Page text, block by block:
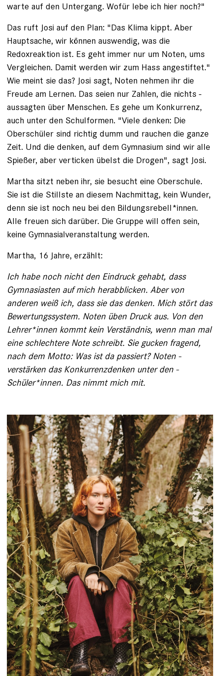
warte auf den ­Untergang. Wofür lebe ich hier noch?"
Das ruft Josi auf den Plan: "Das Klima kippt. Aber
Hauptsache, wir können auswendig, was die
Redoxreaktion ist. Es geht immer nur um ­Noten, ums
Vergleichen. Damit ­werden wir zum Hass angestiftet."
Wie meint sie das? Josi sagt, Noten nehmen ihr die
Freude am Lernen. Das seien nur Zahlen, die nichts ­
aussagten über Menschen. Es gehe um Konkurrenz,
auch unter den Schulformen. "Viele denken: Die
Oberschüler sind richtig dumm und rauchen die ganze
Zeit. Und die denken, auf dem ­Gymnasium sind wir alle
Spießer, aber verticken übelst die Drogen", sagt Josi.
Martha sitzt neben ihr, sie besucht ­eine Oberschule.
Sie ist die Stillste an diesem Nachmittag, kein Wunder,
denn sie ist noch neu bei den Bildungsrebell*innen.
Alle freuen sich darüber. Die Gruppe will offen sein,
keine Gymnasialveranstaltung werden.
Martha, 16 Jahre, erzählt:
Ich habe noch nicht den Eindruck gehabt, dass
Gymnasiasten auf mich herabblicken. Aber von
anderen weiß ich, dass sie das ­denken. Mich stört das
Bewertungssystem. Noten üben Druck aus. Von den
Lehrer*innen kommt kein Verständnis, wenn man mal
eine schlechtere Note schreibt. Sie gucken fragend,
nach dem Motto: Was ist da passiert? Noten ­
verstärken das Konkurrenzdenken unter den ­
Schüler*innen. Das nimmt mich mit.